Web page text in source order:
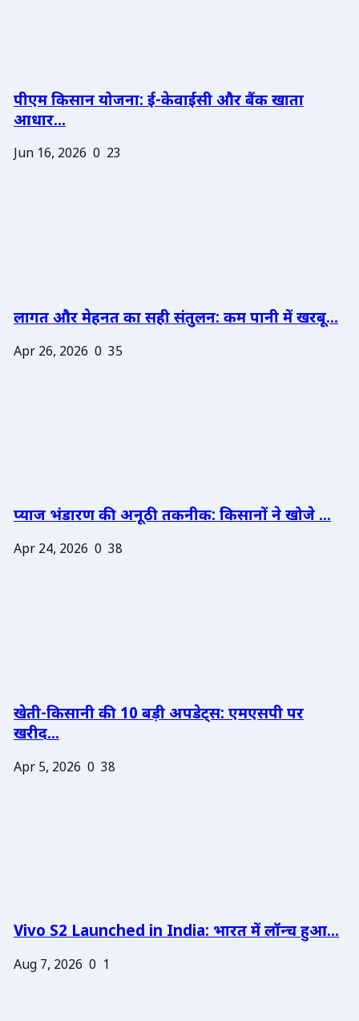
पीएम किसान योजना: ई-केवाईसी और बैंक खाता
आधार...
Jun 16, 2026 0 23
लागत और मेहनत का सही संतुलन: कम पानी में खरबू...
Apr 26, 2026 0 35
प्याज भंडारण की अनूठी तकनीक: किसानों ने खोजे ...
Apr 24, 2026 0 38
खेती-किसानी की 10 बड़ी अपडेट्स: एमएसपी पर
खरीद...
Apr 5, 2026 0 38
Vivo S2 Launched in India: भारत में लॉन्च हुआ...
Aug 7, 2026 0 1